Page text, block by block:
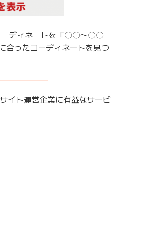
ディネートを「〇〇〜〇〇
合ったコーディネートを見つ
イト運営企業に有益なサービ